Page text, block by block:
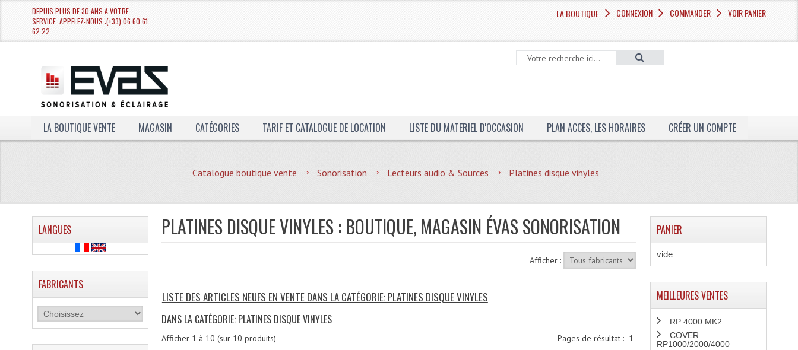
DEPUIS PLUS DE 30 ANS A VOTRE
SERVICE. APPELEZ-NOUS :(+33) 06 60 61
62 22
LA BOUTIQUE CONNEXION COMMANDER VOIR PANIER
LA BOUTIQUE VENTE MAGASIN CATÉGORIES TARIF ET CATALOGUE DE LOCATION LISTE DU MATERIEL D'OCCASION PLAN ACCES, LES HORAIRES CRÉER UN COMPTE
Catalogue boutique vente Sonorisation Lecteurs audio & Sources Platines disque vinyles
PLATINES DISQUE VINYLES : BOUTIQUE, MAGASIN ÉVAS SONORISATION
Afficher :
LISTE DES ARTICLES NEUFS EN VENTE DANS LA CATÉGORIE: PLATINES DISQUE VINYLES
DANS LA CATÉGORIE: PLATINES DISQUE VINYLES
Pages de résultat : 1
Afficher 1 à 10 (sur 10 produits)
LANGUES
FABRICANTS
PANIER
vide
MEILLEURES VENTES
RP 4000 MK2
COVER
RP1000/2000/4000